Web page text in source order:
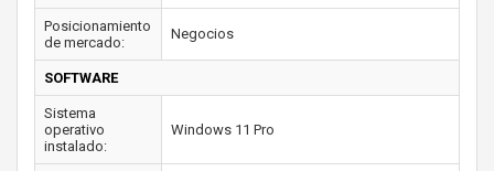
Posicionamiento
de mercado:
Negocios
SOFTWARE
Sistema
operativo
instalado:
Windows 11 Pro